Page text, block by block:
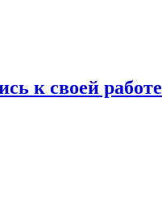
к своей работе